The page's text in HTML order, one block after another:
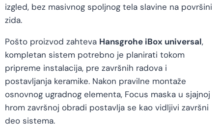
izgled, bez masivnog spoljnog tela slavine na površini
zida.
Pošto proizvod zahteva Hansgrohe iBox universal,
kompletan sistem potrebno je planirati tokom
pripreme instalacija, pre završnih radova i
postavljanja keramike. Nakon pravilne montaže
osnovnog ugradnog elementa, Focus maska u sjajnoj
hrom završnoj obradi postavlja se kao vidljivi završni
deo sistema.